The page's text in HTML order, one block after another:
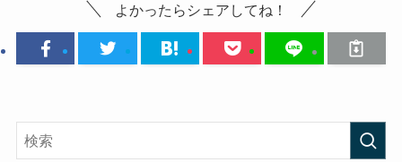
よかったらシェアしてね！